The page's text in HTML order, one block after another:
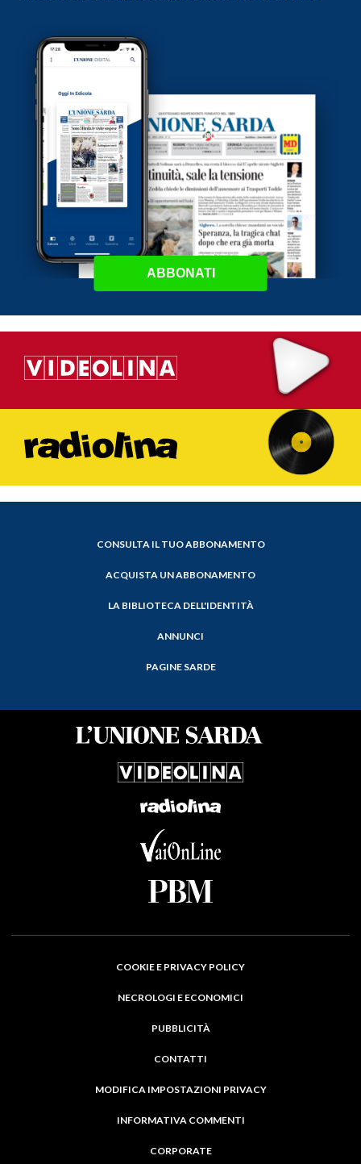
ABBONATI
CONSULTA IL TUO ABBONAMENTO
ACQUISTA UN ABBONAMENTO
LA BIBLIOTECA DELL'IDENTITÀ
ANNUNCI
PAGINE SARDE
COOKIE E PRIVACY POLICY
NECROLOGI E ECONOMICI
PUBBLICITÀ
CONTATTI
MODIFICA IMPOSTAZIONI PRIVACY
INFORMATIVA COMMENTI
CORPORATE